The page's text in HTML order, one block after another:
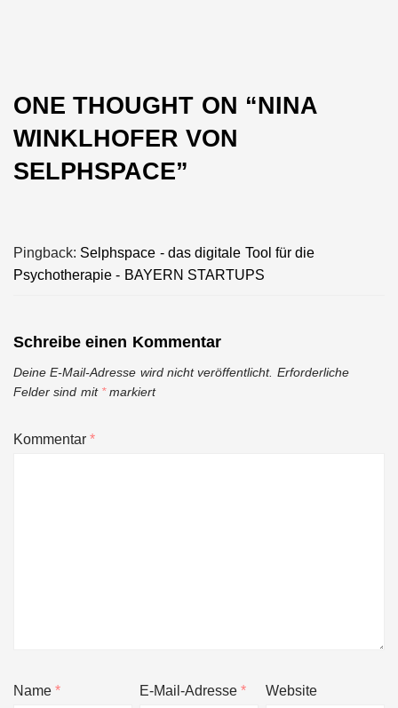
ONE THOUGHT ON “NINA
WINKLHOFER VON
SELPHSPACE”
Pingback: Selphspace - das digitale Tool für die
Psychotherapie - BAYERN STARTUPS
Schreibe einen Kommentar
Deine E-Mail-Adresse wird nicht veröffentlicht. Erforderliche
Felder sind mit *markiert
Kommentar*
Name* E-Mail-Adresse* Website